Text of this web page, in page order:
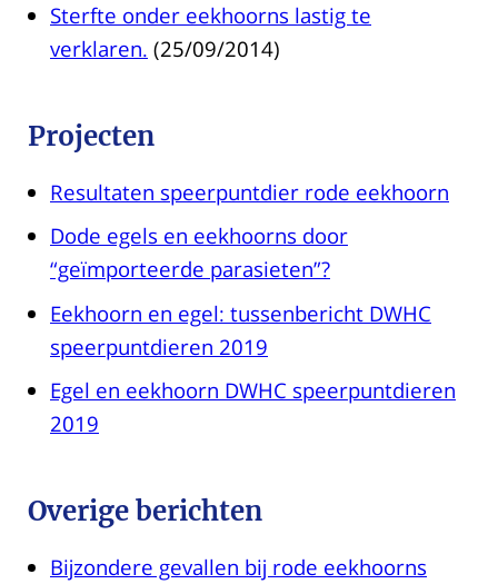
Sterfte onder eekhoorns lastig te
verklaren. (25/09/2014)
Projecten
Resultaten speerpuntdier rode eekhoorn
Dode egels en eekhoorns door
“geïmporteerde parasieten”?
Eekhoorn en egel: tussenbericht DWHC
speerpuntdieren 2019
Egel en eekhoorn DWHC speerpuntdieren
2019
Overige berichten
Bijzondere gevallen bij rode eekhoorns